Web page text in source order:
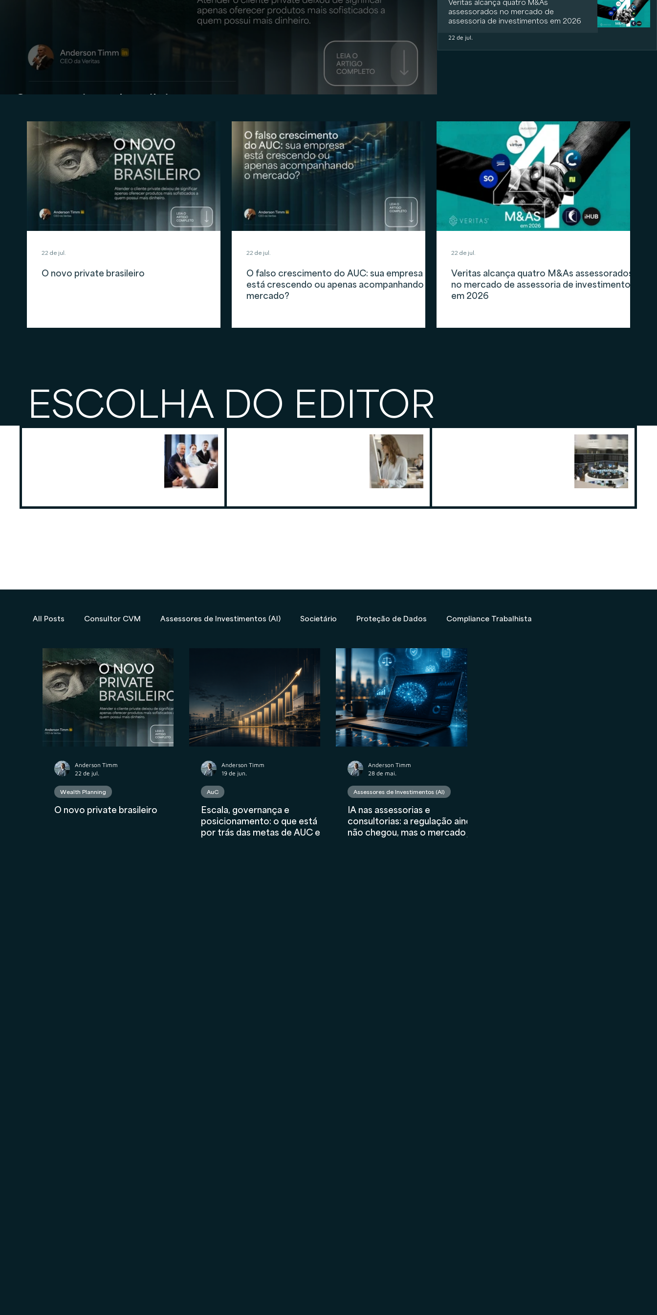
O novo private brasileiro
22 de jul.
O falso crescimento do AUC: sua empresa
está crescendo ou apenas acompanhando o
mercado?
22 de jul.
Veritas alcança quatro M&As assessorados
no mercado de assessoria de investimentos
em 2026
22 de jul.
O novo private brasileiro
Veritas alcança quatro M&As
assessorados no mercado de
assessoria de investimentos em 2026
22 de jul.
ESCOLHA DO EDITOR
All Posts Consultor CVM Assessores de Investimentos (AI) Societário Proteção de Dados Compliance Trabalhista
Propriedade Intelectual M&A Wealth Planning Tributário Valuation Marketing
Contabilidade AuC Compliance Financeiro AIInFinance
O novo private brasileiro
Wealth Planning
Anderson Timm
22 de jul.
Escala, governança e
posicionamento: o que está
por trás das metas de AUC e
AuC
Anderson Timm
19 de jun.
IA nas assessorias e
consultorias: a regulação ainda
não chegou, mas o mercado já
Assessores de Investimentos (AI)
Anderson Timm
28 de mai.